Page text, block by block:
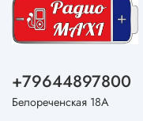
+79644897800
Белореченская 18А